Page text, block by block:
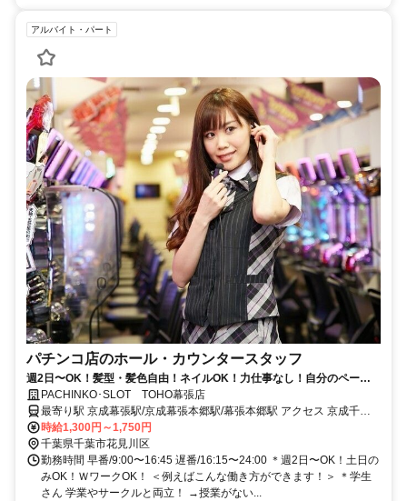
アルバイト・パート
パチンコ店のホール・カウンタースタッフ
週2日〜OK！髪型・髪色自由！ネイルOK！力仕事なし！自分のペース
でOK！20〜30代の男女が活躍中！
PACHINKO･SLOT TOHO幕張店
最寄り駅 京成幕張駅/京成幕張本郷駅/幕張本郷駅 アクセス 京成千葉
線「京成幕張駅」徒歩10分 ※車通勤可
時給1,300円～1,750円
千葉県千葉市花見川区
勤務時間 早番/9:00〜16:45 遅番/16:15〜24:00 ＊週2日〜OK！土日の
みOK！ＷワークOK！ ＜例えばこんな働き方ができます！＞ ＊学生
さん 学業やサークルと両立！ →授業がない...